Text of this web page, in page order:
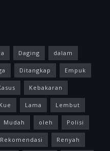
Daging dalam
Ditangkap Empuk
Kebakaran
Kue Lama Lembut
Mudah oleh Polisi
Rekomendasi Renyah